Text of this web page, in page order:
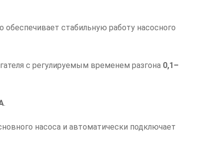
обеспечивает стабильную работу насосного
с регулируемым временем разгона 0,1–
.
насоса и автоматически подключает